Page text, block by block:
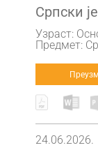
Српски
Узраст:
Предмет:
24.06.2026.